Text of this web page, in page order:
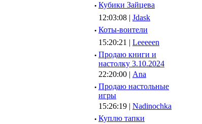
· Кубики Зайцева
12:03:08 | Jdask
· Коты-воители
15:20:21 | Leeeeen
· Продаю книги и
настолку 3.10.2024
22:20:00 | Ana
· Продаю настольные
игры
15:26:19 | Nadinochka
· Куплю тапки